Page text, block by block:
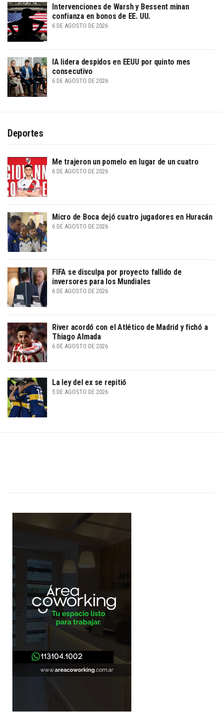
Intervenciones de Warsh y Bessent minan
confianza en bonos de EE. UU.
6 DE AGOSTO DE 2026
IA lidera despidos en EEUU por quinto mes
consecutivo
6 DE AGOSTO DE 2026
Deportes
Me trajeron un pomelo en lugar de un cuatro
6 DE AGOSTO DE 2026
Micro de Boca dejó cuatro jugadores en Huracán
6 DE AGOSTO DE 2026
FIFA se disculpa por proyecto fallido de
inversores para los Mundiales
6 DE AGOSTO DE 2026
River acordó con el Atlético de Madrid y fichó a
Thiago Almada
6 DE AGOSTO DE 2026
La ley del ex se repitió
5 DE AGOSTO DE 2026